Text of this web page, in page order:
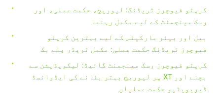
کرپٹو فیوچرز ٹریڈنگ: لیوریج، حکمت عملی، اور
رسک مینجمنٹ کے لیے مکمل رہنما
بیل اور بیئر مارکیٹس کے لیے بہترین کرپٹو
فیوچرز ٹریڈنگ حکمت عملی: مکمل ٹریڈر پلے بک
کرپٹو فیوچرز رسک مینجمنٹ گائیڈ: لیکویڈیشن سے
بچنے اور XT پر لیوریج بہتر بنانے کی ایڈوانسڈ
ڈیریویٹیو حکمت عملیاں